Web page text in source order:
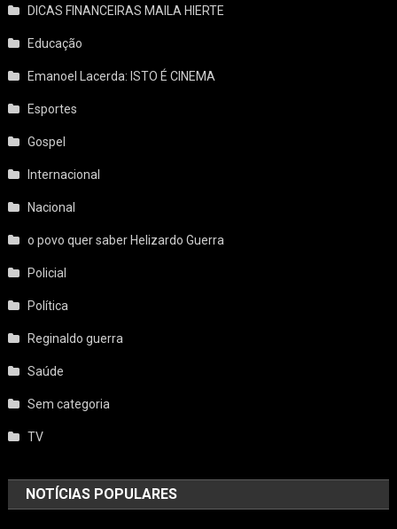
DICAS FINANCEIRAS MAILA HIERTE
Educação
Emanoel Lacerda: ISTO É CINEMA
Esportes
Gospel
Internacional
Nacional
o povo quer saber Helizardo Guerra
Policial
Política
Reginaldo guerra
Saúde
Sem categoria
TV
NOTÍCIAS POPULARES